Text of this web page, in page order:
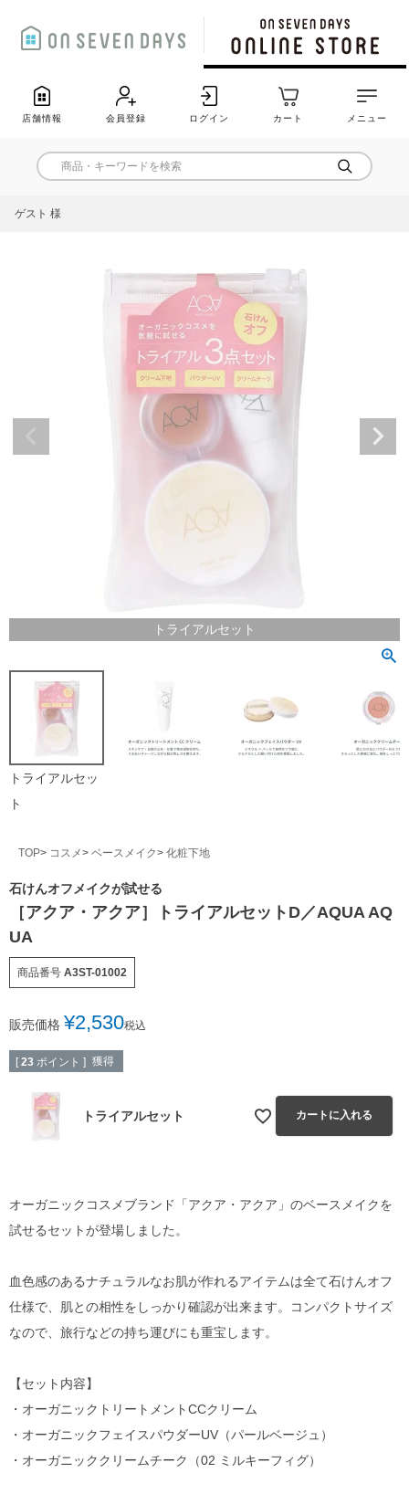
店舗情報 会員登録 ログイン カート メニュー
ゲスト 様
トライアルセット
トライアルセッ
ト
TOP コスメ ベースメイク 化粧下地
石けんオフメイクが試せる
［アクア・アクア］トライアルセットD／AQUA AQ
UA
商品番号 A3ST-01002
販売価格 ¥2,530税込
[ 23 ポイント ] 獲得
トライアルセット カートに入れる
オーガニックコスメブランド「アクア・アクア」のベースメイクを
試せるセットが登場しました。
血色感のあるナチュラルなお肌が作れるアイテムは全て石けんオフ
仕様で、肌との相性をしっかり確認が出来ます。コンパクトサイズ
なので、旅行などの持ち運びにも重宝します。
【セット内容】
・オーガニックトリートメントCCクリーム
・オーガニックフェイスパウダーUV（パールベージュ）
・オーガニッククリームチーク（02 ミルキーフィグ）